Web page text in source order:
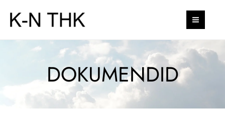
content
MAIN
DOKUMENDID